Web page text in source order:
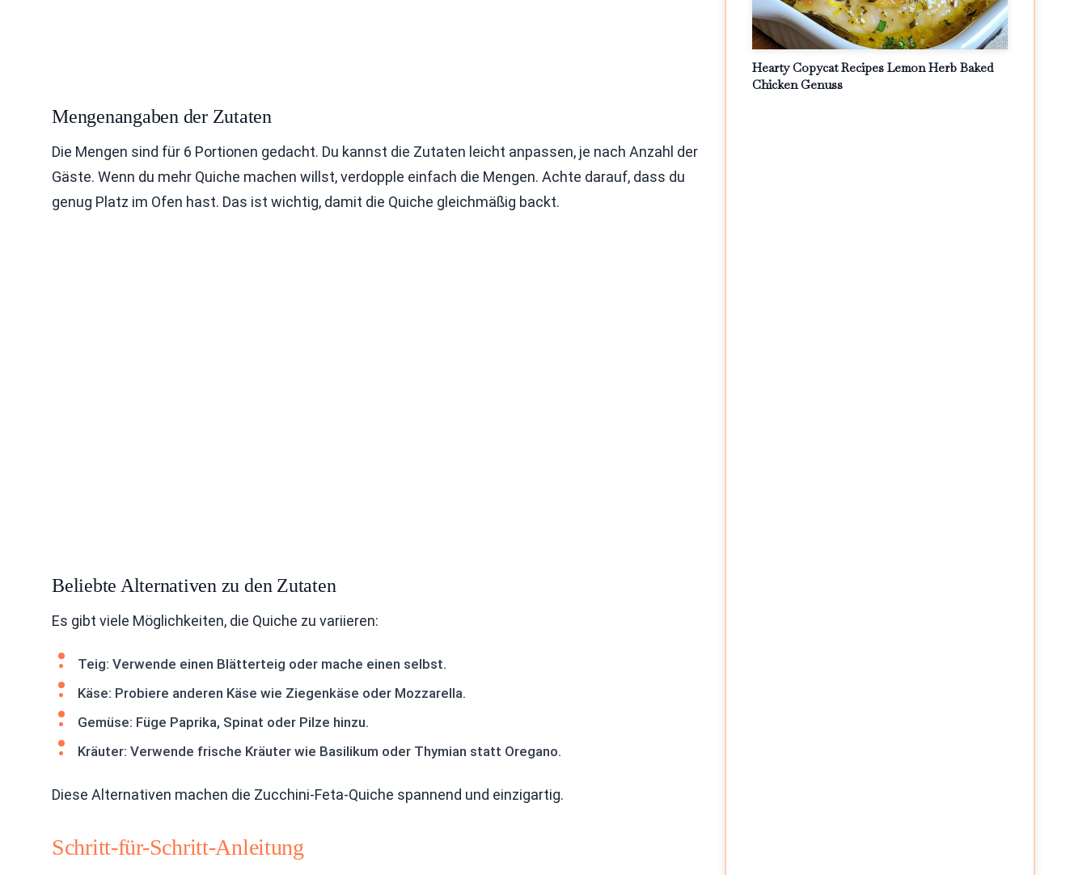
Mengenangaben der Zutaten
Die Mengen sind für 6 Portionen gedacht. Du kannst die Zutaten leicht anpassen, je nach Anzahl der
Gäste. Wenn du mehr Quiche machen willst, verdopple einfach die Mengen. Achte darauf, dass du
genug Platz im Ofen hast. Das ist wichtig, damit die Quiche gleichmäßig backt.
Beliebte Alternativen zu den Zutaten
Es gibt viele Möglichkeiten, die Quiche zu variieren:
Teig: Verwende einen Blätterteig oder mache einen selbst.
Käse: Probiere anderen Käse wie Ziegenkäse oder Mozzarella.
Gemüse: Füge Paprika, Spinat oder Pilze hinzu.
Kräuter: Verwende frische Kräuter wie Basilikum oder Thymian statt Oregano.
Diese Alternativen machen die Zucchini-Feta-Quiche spannend und einzigartig.
Schritt-für-Schritt-Anleitung
Hearty Copycat Recipes Lemon Herb Baked
Chicken Genuss